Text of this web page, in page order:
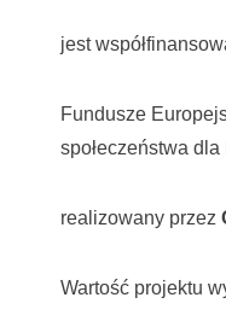
jest
Fundusze
społeczeństwa
realizowany przez
Wartość projektu